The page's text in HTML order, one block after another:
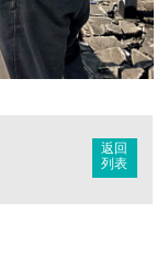
返回
列表